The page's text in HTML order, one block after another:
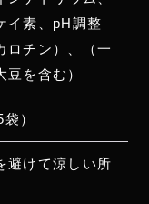
はドリンク
らない程で
す。
イ素、pH調整
ロチン）、（一
を含む）
）
避けて涼しい所